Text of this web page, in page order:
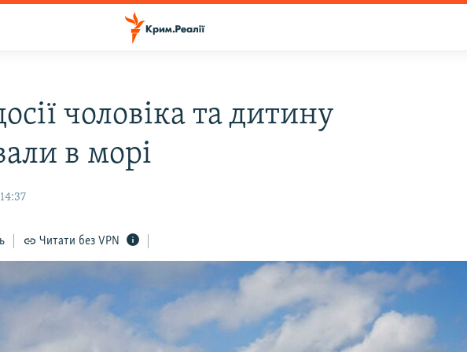
чоловіка та дитину
в морі
Читати без VPN